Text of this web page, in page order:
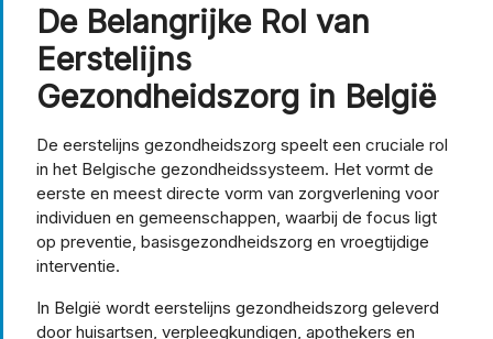
De Belangrijke Rol van
Eerstelijns
Gezondheidszorg in België
De eerstelijns gezondheidszorg speelt een cruciale rol
in het Belgische gezondheidssysteem. Het vormt de
eerste en meest directe vorm van zorgverlening voor
individuen en gemeenschappen, waarbij de focus ligt
op preventie, basisgezondheidszorg en vroegtijdige
interventie.
In België wordt eerstelijns gezondheidszorg geleverd
door huisartsen, verpleegkundigen, apothekers en